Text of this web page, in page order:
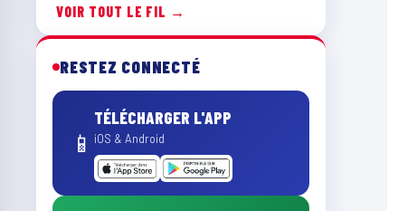
VOIR TOUT LE FIL →
RESTEZ CONNECTÉ
📱
TÉLÉCHARGER L'APP
iOS & Android